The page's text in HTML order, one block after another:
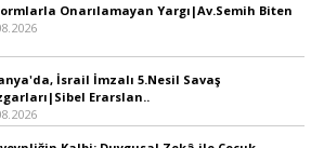
Onarılamayan Yargı|Av.Semih Biten
İsrail İmzalı 5.Nesil Savaş
Erarslan..